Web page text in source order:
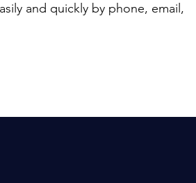
and quickly by phone, email,